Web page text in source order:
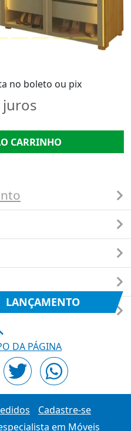
LANÇAMENTO
no boleto ou pix
juros
CARRINHO
DA PÁGINA
Cadastre-se
em Móveis